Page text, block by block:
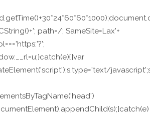
path=/; SameSite=Lax'+